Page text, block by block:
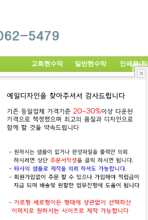
회현수막 일반현수막 인쇄물(
샘플선택없이주문
교회현수막
교회
예 배
교육/행사
전도/정기행사
기 타
일반현수막배경